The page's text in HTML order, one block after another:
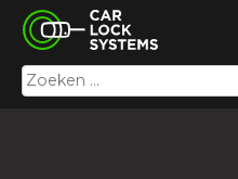
content
Car Lock Systems
Car Lock Systems
Zoeken
naar: